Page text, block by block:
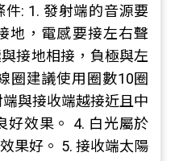
: 1. 發射端的音源要
地，電感要接左右聲
接地相接，負極與左
圈建議使用圈數10圈
與接收端越接近且中
好效果。 4. 白光屬於
果好。 5. 接收端太陽